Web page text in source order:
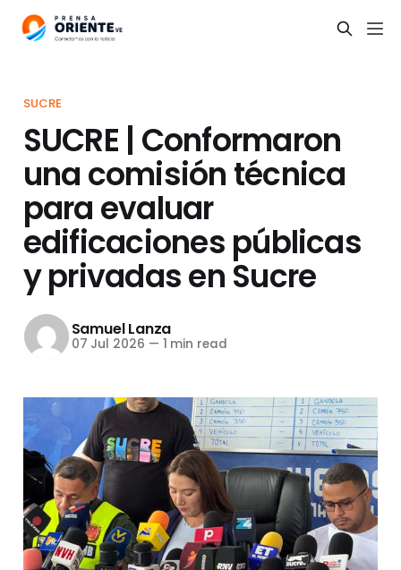
SUCRE
SUCRE | Conformaron
una comisión técnica
para evaluar
edificaciones públicas
y privadas en Sucre
Samuel Lanza
07 Jul 2026 — 1 min read